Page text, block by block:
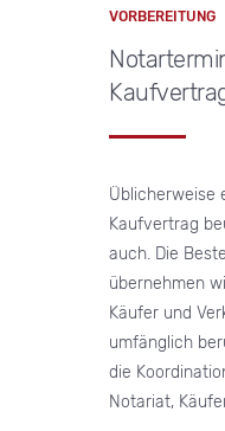
VORBEREITUNG
Üblicherweise
Kaufvertrag
auch. Die
übernehmen
Käufer und
umfänglich
die
Notariat,